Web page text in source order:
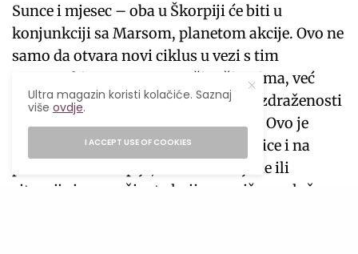
Sunce i mjesec – oba u Škorpiji će biti u
konjunkciji sa Marsom, planetom akcije. Ovo ne
samo da otvara novi ciklus u vezi s tim
marsovskim temama u našim životima, već
može i pojačati osjećaj napetosti, razdraženosti
i pritiska da se ponašamo brzopleto. Ovo je
usklađeno vrijeme da postavite granice i na
pravi način Škorpije, očistite sve ljude ili
situacije iz svog života koji vam više ne služe.
Ultra magazin koristi kolačiće. Saznaj
višeovdje.
I ACCEPT USE OF COOKIES